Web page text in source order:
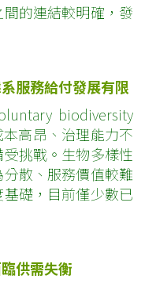
的連結較明確，發
服務給付發展有限
biodiversity
高昂、治理能力不
挑戰。生物多樣性
散、服務價值較難
礎，目前僅少數已
供需失衡